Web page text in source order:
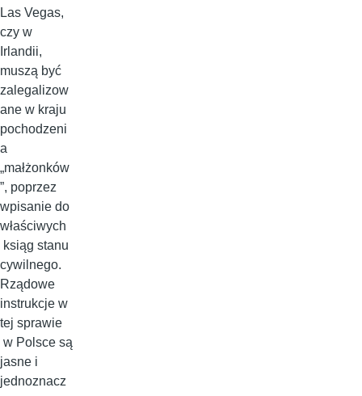
Las Vegas,
czy w
Irlandii,
muszą być
zalegalizow
ane w kraju
pochodzeni
a
„małżonków
”, poprzez
wpisanie do
właściwych
ksiąg stanu
cywilnego.
Rządowe
instrukcje w
tej sprawie
w Polsce są
jasne i
jednoznacz